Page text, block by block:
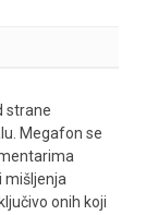
strane
Megafon se
mišljenja
onih koji